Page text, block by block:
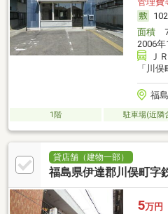
面積
2006
Ｊ
「川
福
1階 駐車場(近隣
貸店舗（建物一部）
福島県伊達郡川俣町字
5万円